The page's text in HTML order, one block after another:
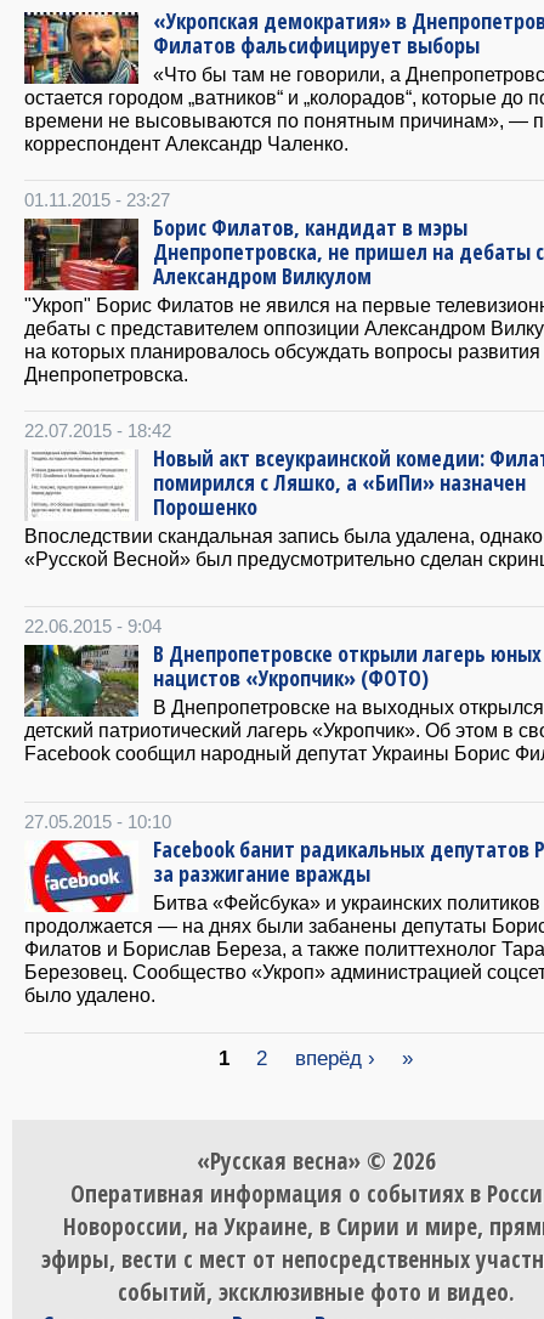
«Укропская демократия» в
Филатов фальсифицирует выборы
«Что бы там не говорили, а
остается городом „ватников“ и „колорадов“, которые до
времени не высовываются по понятным причинам», —
корреспондент Александр Чаленко.
01.11.2015 - 23:27
Борис Филатов, кандидат в мэры
Днепропетровска, не пришел на дебаты с
Александром Вилкулом
"Укроп" Борис Филатов не явился на первые
дебаты с представителем оппозиции Александром
на которых планировалось обсуждать вопросы развития
Днепропетровска.
22.07.2015 - 18:42
Новый акт всеукраинской комедии:
помирился с Ляшко, а «БиПи» назначен
Порошенко
Впоследствии скандальная запись была удалена, однако
«Русской Весной» был предусмотрительно сделан
22.06.2015 - 9:04
В Днепропетровске открыли лагерь юных
нацистов «Укропчик» (ФОТО)
В Днепропетровске на выходных открылся
детский патриотический лагерь «Укропчик». Об этом в
Facebook сообщил народный депутат Украины Борис
27.05.2015 - 10:10
Facebook банит радикальных депутатов
за разжигание вражды
Битва «Фейсбука» и украинских политиков
продолжается — на днях были забанены депутаты
Филатов и Борислав Береза, а также политтехнолог
Березовец. Сообщество «Укроп» администрацией
было удалено.
1 2 вперёд › »
«Русская весна» © 2026
Оперативная информация о событиях в
Новороссии, на Украине, в Сирии и мире,
эфиры, вести с мест от непосредственных
событий, эксклюзивные фото и видео.